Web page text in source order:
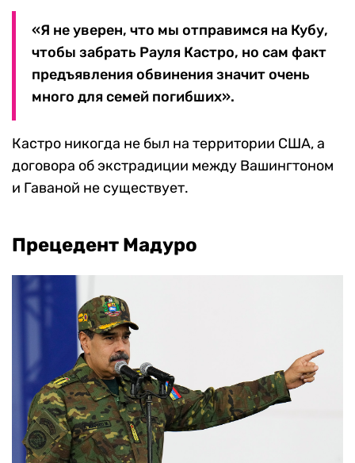
«Я не уверен, что мы отправимся на Кубу,
чтобы забрать Рауля Кастро, но сам факт
предъявления обвинения значит очень
много для семей погибших».
Кастро никогда не был на территории США, а
договора об экстрадиции между Вашингтоном
и Гаваной не существует.
Прецедент Мадуро